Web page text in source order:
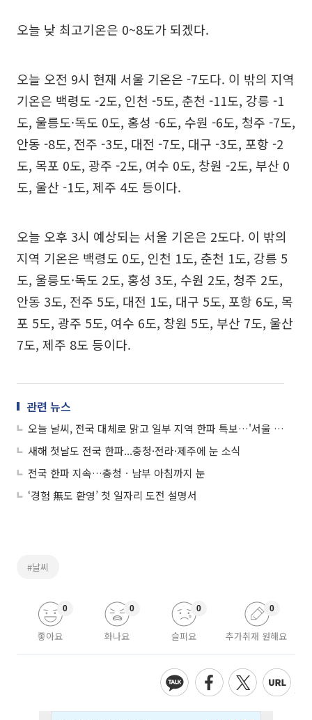
오늘 낮 최고기온은 0~8도가 되겠다.
오늘 오전 9시 현재 서울 기온은 -7도다. 이 밖의 지역
기온은 백령도 -2도, 인천 -5도, 춘천 -11도, 강릉 -1
도, 울릉도·독도 0도, 홍성 -6도, 수원 -6도, 청주 -7도,
안동 -8도, 전주 -3도, 대전 -7도, 대구 -3도, 포항 -2
도, 목포 0도, 광주 -2도, 여수 0도, 창원 -2도, 부산 0
도, 울산 -1도, 제주 4도 등이다.
오늘 오후 3시 예상되는 서울 기온은 2도다. 이 밖의
지역 기온은 백령도 0도, 인천 1도, 춘천 1도, 강릉 5
도, 울릉도·독도 2도, 홍성 3도, 수원 2도, 청주 2도,
안동 3도, 전주 5도, 대전 1도, 대구 5도, 포항 6도, 목
포 5도, 광주 5도, 여수 6도, 창원 5도, 부산 7도, 울산
7도, 제주 8도 등이다.
관련 뉴스
오늘 날씨, 전국 대체로 맑고 일부 지역 한파 특보…'서울 아침 -12도' "수도권 미세먼지 '좋음'"
새해 첫날도 전국 한파...충청·전라·제주에 눈 소식
전국 한파 지속…충청ㆍ남부 아침까지 눈
‘경험 無도 환영’ 첫 일자리 도전 설명서
#날씨
좋아요
0
화나요
0
슬퍼요
0
추가취재 원해요
0